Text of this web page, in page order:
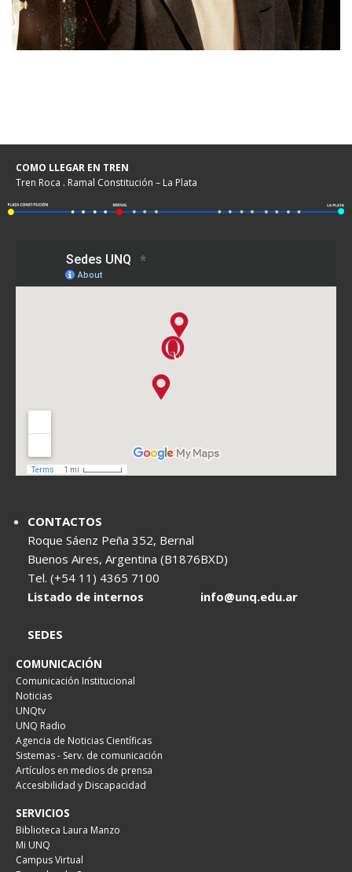
COMO LLEGAR EN TREN
Tren Roca . Ramal Constitución – La Plata
CONTACTOS
Roque Sáenz Peña 352, Bernal
Buenos Aires, Argentina (B1876BXD)
Tel. (+54 11) 4365 7100
Listado de internos
info@unq.edu.ar
SEDES
COMUNICACIÓN
Comunicación Institucional
Noticias
UNQtv
UNQ Radio
Agencia de Noticias Científicas
Sistemas - Serv. de comunicación
Artículos en medios de prensa
Accesibilidad y Discapacidad
SERVICIOS
Biblioteca Laura Manzo
Mi UNQ
Campus Virtual